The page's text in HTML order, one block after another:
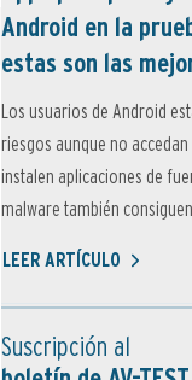
Android en la
estas son las
Los usuarios de Android
riesgos aunque no
instalen aplicaciones de
malware también
LEER ARTÍCULO
Suscripción al